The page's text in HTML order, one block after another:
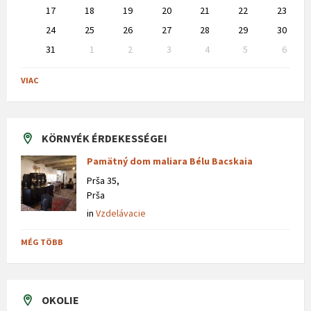
17 18 19 20 21 22
23
24
25 26 27 28 29
30
31
1 2 3 4 5
6
to
calendar
VIAC
KÖRNYÉK ÉRDEKESSÉGEI
Pamätný dom maliara Bélu Bacskaia
Prša 35,
Prša
in Vzdelávacie
MÉG TÖBB
OKOLIE